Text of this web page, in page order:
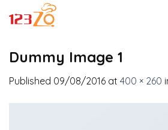
Dummy Image 1
Published 09/08/2016 at 400 × 260